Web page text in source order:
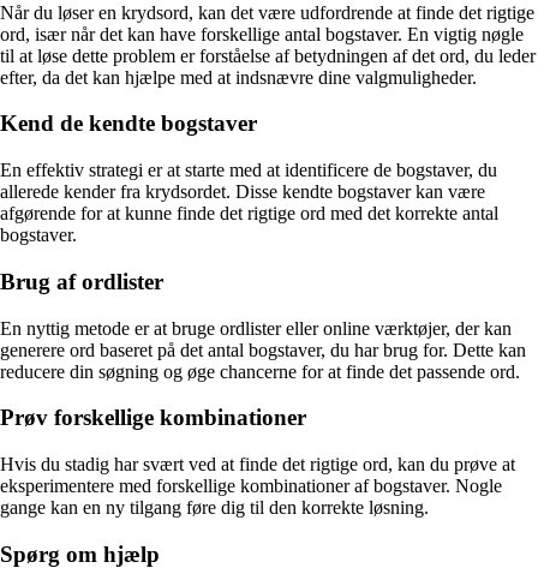
Når du løser en krydsord, kan det være udfordrende at finde det rigtige
ord, især når det kan have forskellige antal bogstaver. En vigtig nøgle
til at løse dette problem er forståelse af betydningen af det ord, du leder
efter, da det kan hjælpe med at indsnævre dine valgmuligheder.
Kend de kendte bogstaver
En effektiv strategi er at starte med at identificere de bogstaver, du
allerede kender fra krydsordet. Disse kendte bogstaver kan være
afgørende for at kunne finde det rigtige ord med det korrekte antal
bogstaver.
Brug af ordlister
En nyttig metode er at bruge ordlister eller online værktøjer, der kan
generere ord baseret på det antal bogstaver, du har brug for. Dette kan
reducere din søgning og øge chancerne for at finde det passende ord.
Prøv forskellige kombinationer
Hvis du stadig har svært ved at finde det rigtige ord, kan du prøve at
eksperimentere med forskellige kombinationer af bogstaver. Nogle
gange kan en ny tilgang føre dig til den korrekte løsning.
Spørg om hjælp